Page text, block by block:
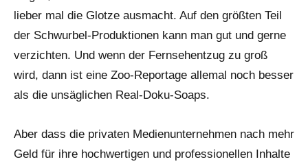
lieber mal die Glotze ausmacht. Auf den größten Teil
der Schwurbel-Produktionen kann man gut und gerne
verzichten. Und wenn der Fernsehentzug zu groß
wird, dann ist eine Zoo-Reportage allemal noch besser
als die unsäglichen Real-Doku-Soaps.
Aber dass die privaten Medienunternehmen nach mehr
Geld für ihre hochwertigen und professionellen Inhalte